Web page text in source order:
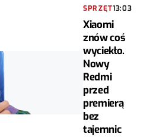
SPRZĘT13:03
Xiaomi
znów coś
wyciekło.
Nowy
Redmi
przed
premierą
bez
tajemnic